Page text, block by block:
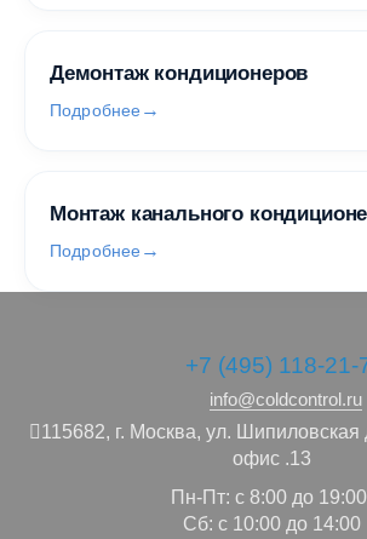
Демонтаж кондиционеров
Подробнее
Монтаж канального
Подробнее
+7 (495) 118-21-
info@coldcontrol.ru
115682, г. Москва, ул. Шипиловская
офис .13
Пн-Пт: с 8:00 до
Сб: с 10:00 до 14:00